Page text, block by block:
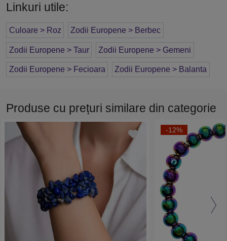
Linkuri utile:
Culoare > Roz Zodii Europene > Berbec
Zodii Europene > Taur Zodii Europene > Gemeni
Zodii Europene > Fecioara Zodii Europene > Balanta
Produse cu prețuri similare din categorie
-12%